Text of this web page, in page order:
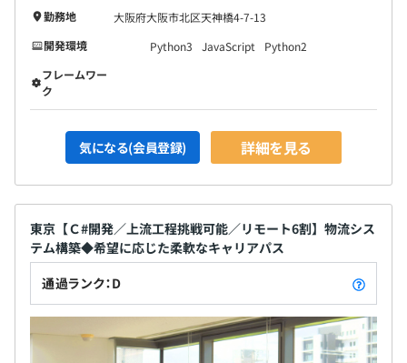
2～5名体制で社内受託開発、客先常駐で仕事をしていま
す。
勤務地
大阪府大阪市北区天神橋4-7-13
開発環境
Python3 JavaScript
Python2
フレームワー
ク
気になる(会員登録) 詳細を見る
東京【Ｃ#開発／上流工程挑戦可能／リモート6割】物流シス
テム構築◆希望に応じた柔軟なキャリアパス
通過ランク：D